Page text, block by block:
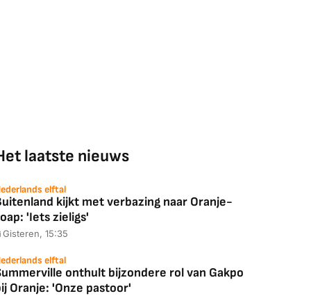
laatste nieuws
elftal
kijkt met verbazing naar Oranje-
'Iets zieligs'
Gisteren, 15:35
elftal
onthult bijzondere rol van Gakpo
Oranje: 'Onze pastoor'